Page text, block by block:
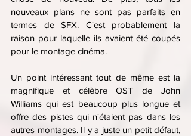
nouveaux plans ne sont pas parfaits en
termes de SFX. C'est probablement la
raison pour laquelle ils avaient été coupés
pour le montage cinéma.
Un point intéressant tout de même est la
magnifique et célèbre OST de
John
Williams qui est beaucoup plus longue et
offre des pistes qui n'étaient pas dans les
autres montages. Il y a juste un petit défaut,